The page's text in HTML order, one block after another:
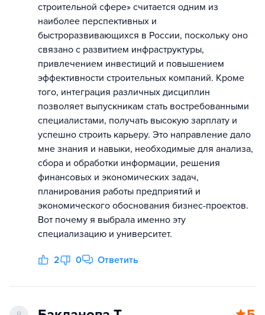
строительной сфере» считается одним из
наиболее перспективных и
быстроразвивающихся в России, поскольку оно
связано с развитием инфраструктуры,
привлечением инвестиций и повышением
эффективности строительных компаний. Кроме
того, интеграция различных дисциплин
позволяет выпускникам стать востребованными
специалистами, получать высокую зарплату и
успешно строить карьеру. Это направление дало
мне знания и навыки, необходимые для анализа,
сбора и обработки информации, решения
финансовых и экономических задач,
планирования работы предприятий и
экономического обоснования бизнес-проектов.
Вот почему я выбрала именно эту
специализацию и университет.
2 0 Ответить